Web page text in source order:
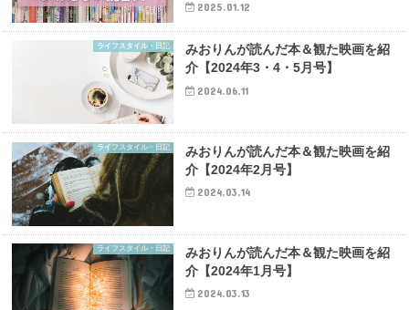
2025.01.12
ライフスタイル・日記
みおりんが読んだ本＆観た映画を紹
介【2024年3・4・5月号】
2024.06.11
ライフスタイル・日記
みおりんが読んだ本＆観た映画を紹
介【2024年2月号】
2024.03.14
ライフスタイル・日記
みおりんが読んだ本＆観た映画を紹
介【2024年1月号】
2024.03.13